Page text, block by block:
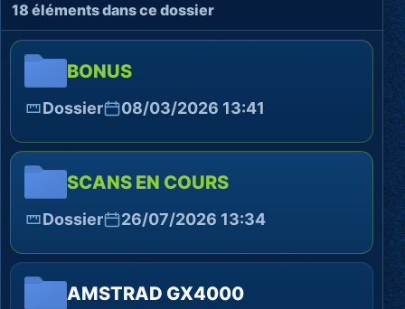
18 éléments dans ce dossier
BONUS
Dossier 08/03/2026 13:41
SCANS EN COURS
Dossier 26/07/2026 13:34
AMSTRAD GX4000